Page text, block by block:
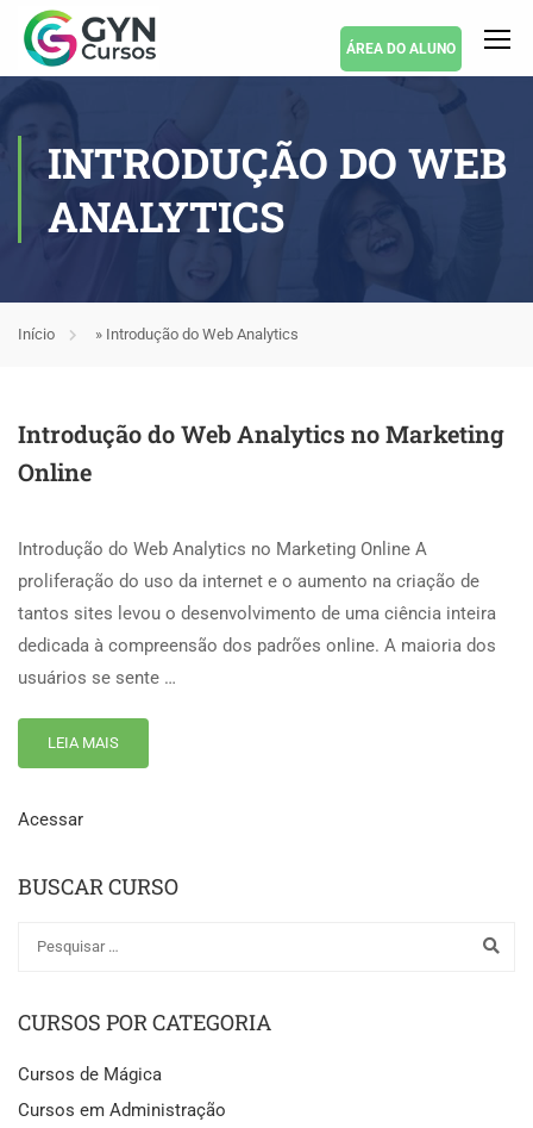
ÁREA DO ALUNO
INTRODUÇÃO DO WEB
ANALYTICS
Início » Introdução do Web Analytics
Introdução do Web Analytics no Marketing
Online
Introdução do Web Analytics no Marketing Online A
proliferação do uso da internet e o aumento na criação de
tantos sites levou o desenvolvimento de uma ciência inteira
dedicada à compreensão dos padrões online. A maioria dos
usuários se sente …
LEIA MAIS
Acessar
BUSCAR CURSO
CURSOS POR CATEGORIA
Cursos de Mágica
Cursos em Administração